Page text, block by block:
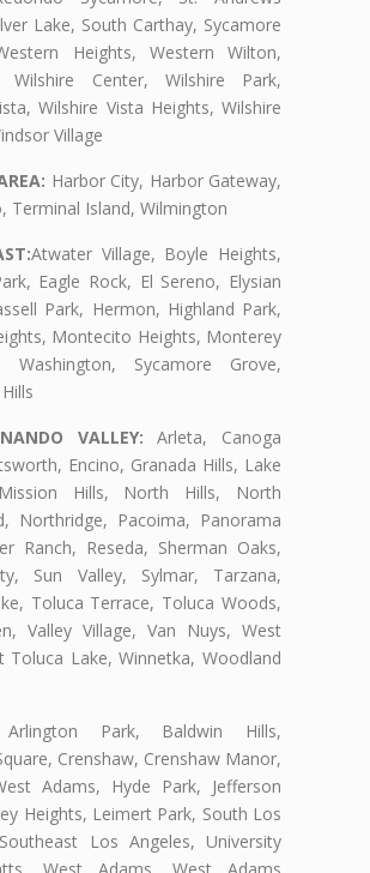
Lake, South Carthay, Sycamore
Heights, Western Wilton,
Wilshire Center, Wilshire Park,
Wilshire Vista Heights, Wilshire
Village
Harbor City, Harbor Gateway,
Terminal Island, Wilmington
Atwater Village, Boyle Heights,
Eagle Rock, El Sereno, Elysian
Park, Hermon, Highland Park,
Montecito Heights, Monterey
Washington, Sycamore Grove,
VALLEY: Arleta, Canoga
Encino, Granada Hills, Lake
Hills, North Hills, North
Northridge, Pacoima, Panorama
Ranch, Reseda, Sherman Oaks,
Sun Valley, Sylmar, Tarzana,
Toluca Terrace, Toluca Woods,
Valley Village, Van Nuys, West
Toluca Lake, Winnetka, Woodland
Park, Baldwin Hills,
Crenshaw, Crenshaw Manor,
Adams, Hyde Park, Jefferson
Heights, Leimert Park, South Los
Los Angeles, University